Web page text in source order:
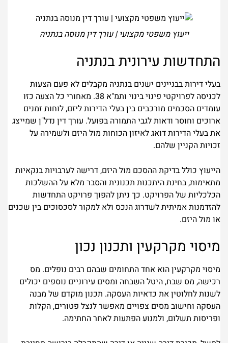
ייעוץ משפטי מקצועי | עורך דין מנוסה בנתניה
התחדשות עירונית בנתניה
בעלי דירות בבניינים ישנים בנתניה מקבלים לא פעם הצעות
לכניסה לפרויקטי פינוי בינוי ותמ"א 38. מאחורי כל הצעה כזו
עומדים הסכמים מורכבים בין בעלי הדירות ליזם, לוחות זמנים
ארוכים וחוסר ודאות לגבי התמורה בפועל. עורך דין נדל"ן שמייצג
את בעלי הדירות דואג לאיזון הכוחות מול היזם ולשמירה על
זכויות הקניין שלהם.
הייעוץ כולל בדיקת ההסכם מול היזם, דרישה לערבויות בנקאיות
מתאימות, בחינת היתכנות תכנונית והסבר מלא על ההשלכות
הכלכליות של הפרויקט. כך ניתן להפוך פרויקט התחדשות
להזדמנות אמיתית לשדרוג הנכס ולא למקור לסכסוכים בין שכנים
או מול היזם.
מיסוי מקרקעין ותכנון נכון
מיסוי מקרקעין הוא אחד התחומים שבהם רבים נופלים. מס
רכישה, מס שבח, היטל השבחה ומסים עירוניים נוספים יכולים
לשנות לחלוטין את כדאיות העסקה. תכנון מוקדם של מבנה
העסקה וחישוב מסים צפויים מאפשר לנצל פטורים, הקלות
ופריסות תשלום, ולמנוע הפתעות לאחר החתימה.